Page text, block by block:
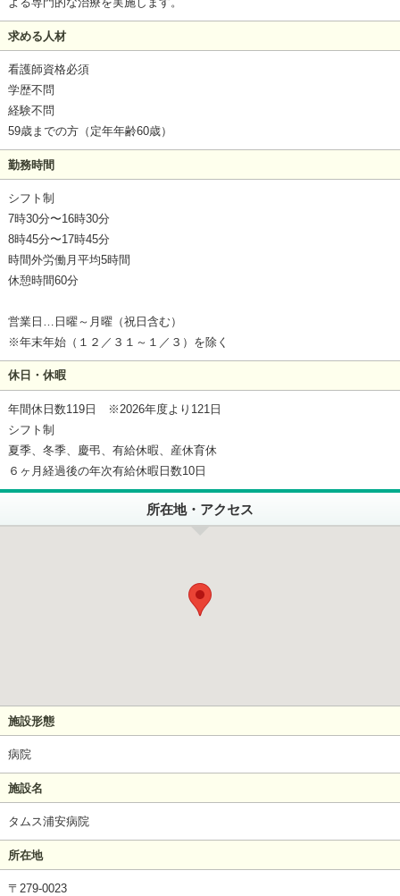
求める人材
看護師資格必須
学歴不問
経験不問
59歳までの方（定年年齢60歳）
勤務時間
シフト制
7時30分〜16時30分
8時45分〜17時45分
時間外労働月平均5時間
休憩時間60分
営業日…日曜～月曜（祝日含む）
※年末年始（１２／３１～１／３）を除く
休日・休暇
年間休日数119日 ※2026年度より121日
シフト制
夏季、冬季、慶弔、有給休暇、産休育休
６ヶ月経過後の年次有給休暇日数10日
所在地・アクセス
施設形態
病院
施設名
タムス浦安病院
所在地
〒279-0023